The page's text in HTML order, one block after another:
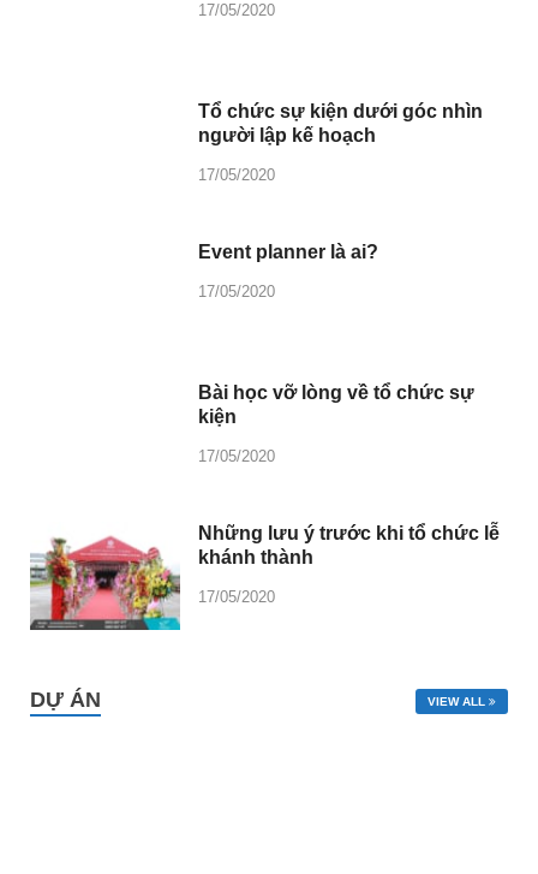
17/05/2020
Tổ chức sự kiện dưới góc nhìn
người lập kế hoạch
17/05/2020
Event planner là ai?
17/05/2020
Bài học vỡ lòng về tổ chức sự
kiện
17/05/2020
Những lưu ý trước khi tổ chức lễ
khánh thành
17/05/2020
DỰ ÁN VIEW ALL